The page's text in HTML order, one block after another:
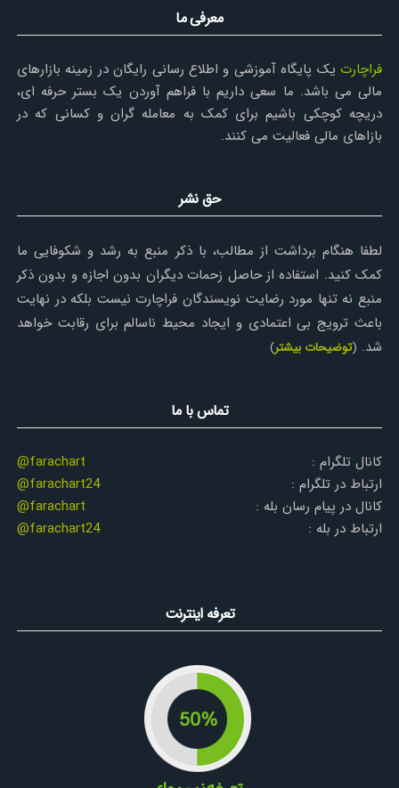
معرفی ما
فراچارتیک پایگاه آموزشی و اطلاع رسانی رایگان در زمینه بازارهای
مالی می باشد. ما سعی داریم با فراهم آوردن یک بستر حرفه ای،
دریچه کوچکی باشیم برای کمک به معامله گران و کسانی که در
بازاهای مالی فعالیت می کنند.
حق نشر
لطفا هنگام برداشت از مطالب، با ذکر منبع به رشد و شکوفایی ما
کمک کنید. استفاده از حاصل زحمات دیگران بدون اجازه و بدون ذکر
منبع نه تنها مورد رضایت نویسندگان فراچارت نیست بلکه در نهایت
باعث ترویج بی اعتمادی و ایجاد محیط ناسالم برای رقابت خواهد
شد. (توضیحات بیشتر)
تماس با ما
کانال تلگرام :
@farachart
ارتباط در تلگرام :
@farachart24
کانال در پیام رسان بله :
@farachart
ارتباط در بله :
@farachart24
تعرفه اینترنت